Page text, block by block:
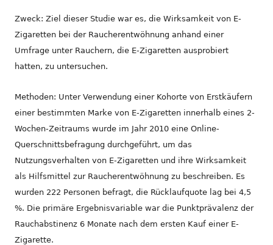
Zweck: Ziel dieser Studie war es, die Wirksamkeit von E-
Zigaretten bei der Raucherentwöhnung anhand einer
Umfrage unter Rauchern, die E-Zigaretten ausprobiert
hatten, zu untersuchen.
Methoden: Unter Verwendung einer Kohorte von Erstkäufern
einer bestimmten Marke von E-Zigaretten innerhalb eines 2-
Wochen-Zeitraums wurde im Jahr 2010 eine Online-
Querschnittsbefragung durchgeführt, um das
Nutzungsverhalten von E-Zigaretten und ihre Wirksamkeit
als Hilfsmittel zur Raucherentwöhnung zu beschreiben. Es
wurden 222 Personen befragt, die Rücklaufquote lag bei 4,5
%. Die primäre Ergebnisvariable war die Punktprävalenz der
Rauchabstinenz 6 Monate nach dem ersten Kauf einer E-
Zigarette.